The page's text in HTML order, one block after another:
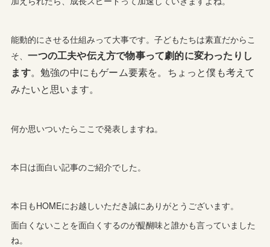
能動的にさせる仕組みって大事です。子どもたちは素直だからこ
そ、一つの工夫や伝え方で物事って劇的に変わったりし
ます。 勉強の中にもゲーム要素を。ちょっと僕も考えて
みたいと思います。
何か思いついたらここで発表しますね。
本日は面白い記事のご紹介でした。
本日もHOMEにお越しいただき誠にありがとうございます。
面白くないことを面白くするのが醍醐味と誰かも言っていました
ね。